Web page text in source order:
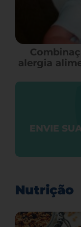
alergia
ENVIE
Nutrição